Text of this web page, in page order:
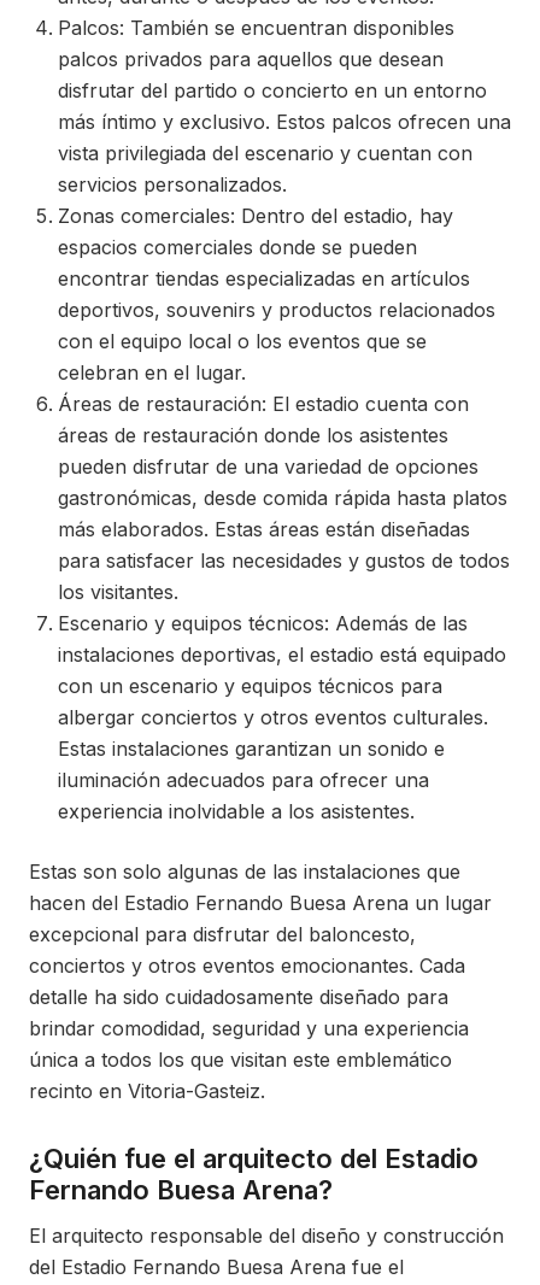
Palcos: También se encuentran disponibles
palcos privados para aquellos que desean
disfrutar del partido o concierto en un entorno
más íntimo y exclusivo. Estos palcos ofrecen una
vista privilegiada del escenario y cuentan con
servicios personalizados.
Zonas comerciales: Dentro del estadio, hay
espacios comerciales donde se pueden
encontrar tiendas especializadas en artículos
deportivos, souvenirs y productos relacionados
con el equipo local o los eventos que se
celebran en el lugar.
Áreas de restauración: El estadio cuenta con
áreas de restauración donde los asistentes
pueden disfrutar de una variedad de opciones
gastronómicas, desde comida rápida hasta platos
más elaborados. Estas áreas están diseñadas
para satisfacer las necesidades y gustos de todos
los visitantes.
Escenario y equipos técnicos: Además de las
instalaciones deportivas, el estadio está equipado
con un escenario y equipos técnicos para
albergar conciertos y otros eventos culturales.
Estas instalaciones garantizan un sonido e
iluminación adecuados para ofrecer una
experiencia inolvidable a los asistentes.
Estas son solo algunas de las instalaciones que
hacen del Estadio Fernando Buesa Arena un lugar
excepcional para disfrutar del baloncesto,
conciertos y otros eventos emocionantes. Cada
detalle ha sido cuidadosamente diseñado para
brindar comodidad, seguridad y una experiencia
única a todos los que visitan este emblemático
recinto en Vitoria-Gasteiz.
¿Quién fue el arquitecto del Estadio
Fernando Buesa Arena?
El arquitecto responsable del diseño y construcción
del Estadio Fernando Buesa Arena fue el